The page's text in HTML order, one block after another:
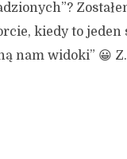
kiedy to jeden
nam widoki” 😀